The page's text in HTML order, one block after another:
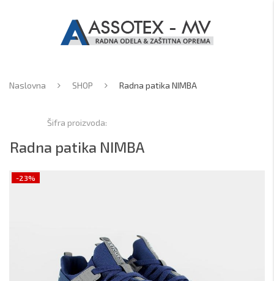
Naslovna SHOP Radna patika NIMBA
Šifra proizvoda:
Radna patika NIMBA
-23%